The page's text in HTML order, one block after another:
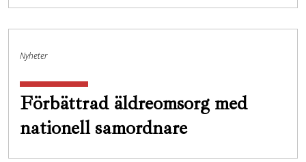
Nyheter
Förbättrad äldreomsorg med
nationell samordnare